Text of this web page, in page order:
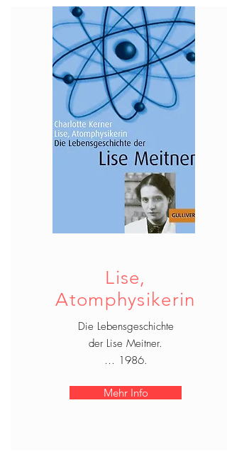
Lise,
Atomphysikerin
Die Lebensgeschichte
der Lise Meitner.
… 1986.
Mehr Info